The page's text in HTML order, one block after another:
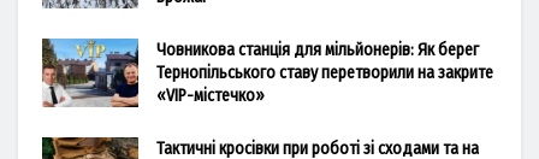
Човникова станція для мільйонерів: Як берег
Тернопільського ставу перетворили на закрите
«VIP-містечко»
Тактичні кросівки при роботі зі сходами та на